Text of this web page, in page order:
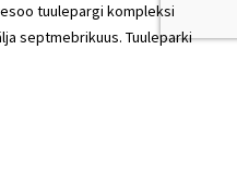
tuulepargi kompleksi
septmebrikuus. Tuuleparki